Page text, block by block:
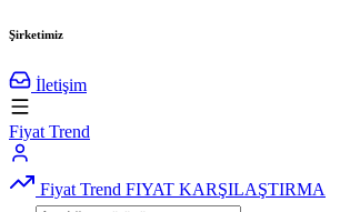
Şirketimiz
İletişim
Fiyat Trend
Fiyat Trend FIYAT KARŞILAŞTIRMA